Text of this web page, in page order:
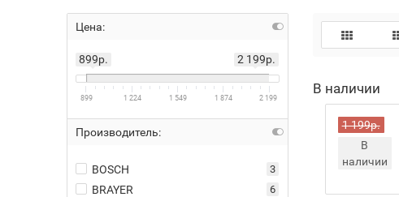
Цена:
899р. 2 199р.
899 1 224 1 549 1 874 2 199
Производитель:
BOSCH 3
BRAYER 6
В наличии
1 199р.
В
наличии